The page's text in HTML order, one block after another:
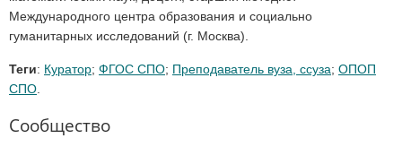
Международного центра образования и социально
гуманитарных исследований (г. Москва).
Теги: Куратор; ФГОС СПО; Преподаватель вуза, ссуза; ОПОП
СПО
Сообщество